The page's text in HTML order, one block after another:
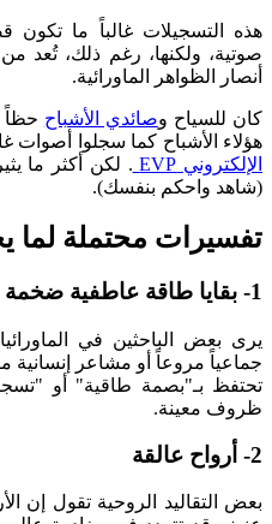
هذه التسجيلات غالباً ما تكون
صوتية، ولكنها، رغم ذلك، تُعد من
أنصار الظواهر الماورائية.
كان للسياح وصائدي الأشباح حظاً
هؤلاء الأشباح كما سجلوا أصوات
الإلكتروني EVP
. لكن أكثر ما
(شاهد واحكم بنفسك).
تفسيرات محتملة لما
1- بقايا طاقة عاطفية ضخمة
يرى بعض الباحثين في
جماعياً مروعاً أو مشاعر إنسانية
تحتفظ بـ"بصمة طاقية" أو
ظروف معينة.
2- أرواح عالقة
بعض التقاليد الروحية تقول إن